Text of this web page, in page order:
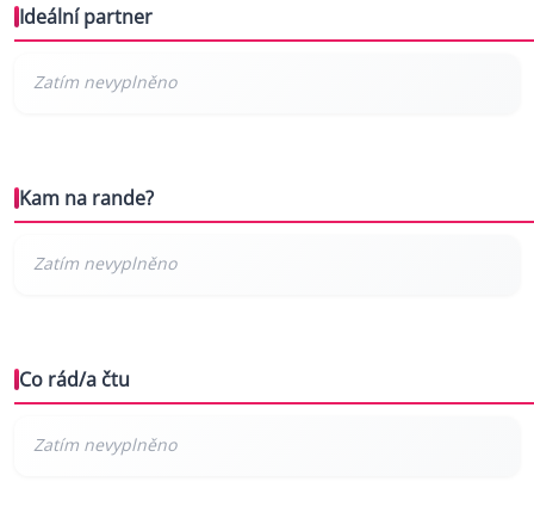
Ideální partner
Kam na rande?
Co rád/a čtu